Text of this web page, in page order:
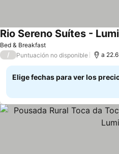
Bed & Breakfast
Rio Sereno Suítes -
/ Puntuación no disponible a
Elige fechas para ver los